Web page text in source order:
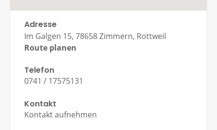
Adresse
Im Galgen 15, 78658 Zimmern, Rottweil
Route planen
Telefon
0741 / 17575131
Kontakt
Kontakt aufnehmen